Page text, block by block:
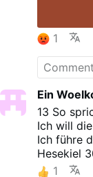
1
Ein
13 So
Ich will
Ich führe
Hesekiel
1